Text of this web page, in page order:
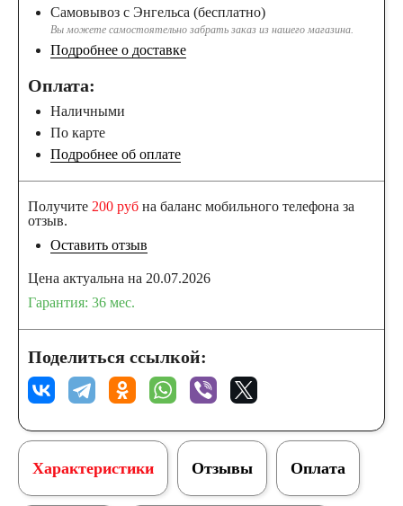
Самовывоз с Энгельса (бесплатно)
Вы можете самостоятельно забрать заказ из нашего магазина.
Подробнее о доставке
Оплата:
Наличными
По карте
Подробнее об оплате
Получите 200 руб на баланс мобильного телефона за
отзыв.
Оставить отзыв
Цена актуальна на 20.07.2026
Гарантия: 36 мес.
Поделиться ссылкой:
Характеристики Отзывы Оплата